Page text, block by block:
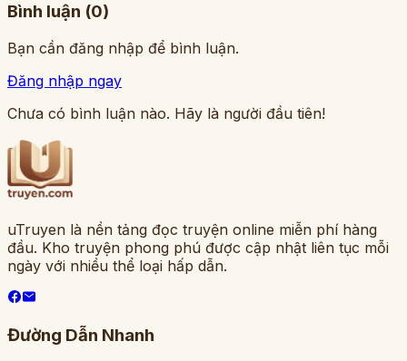
Bình luận (0)
Bạn cần đăng nhập để bình luận.
Đăng nhập ngay
Chưa có bình luận nào. Hãy là người đầu tiên!
uTruyen là nền tảng đọc truyện online miễn phí hàng
đầu. Kho truyện phong phú được cập nhật liên tục mỗi
ngày với nhiều thể loại hấp dẫn.
Đường Dẫn Nhanh